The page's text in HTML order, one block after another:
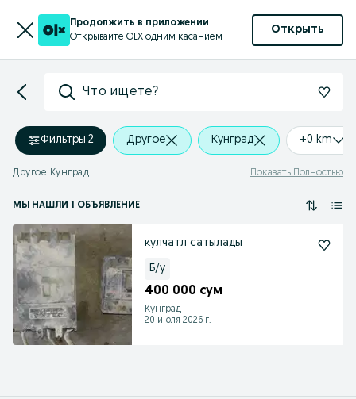
Продолжить в приложении
Открывайте OLX одним касанием
Открыть
Что ищете?
Фильтры·2 Другое Кунград +0 km
Другое Кунград Показать Полностью
МЫ НАШЛИ 1 ОБЪЯВЛЕНИЕ
кулчатл сатылады
Б/у
400 000 сум
Кунград
20 июля 2026 г.